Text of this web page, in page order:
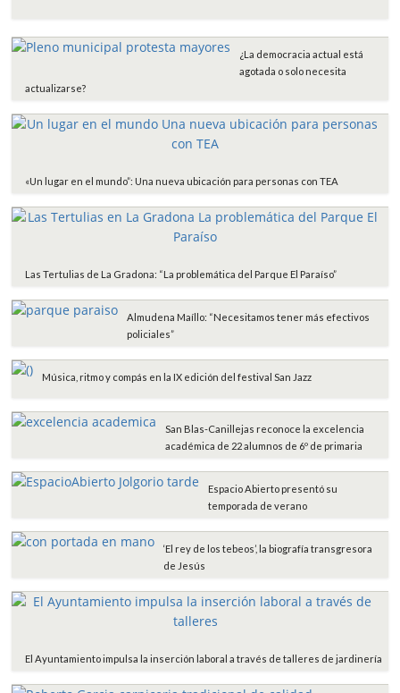
o
r
p
p
t
¿La democracia actual está
agotada o solo necesita
actualizarse?
«Un lugar en el mundo”: Una nueva ubicación para personas con TEA
Las Tertulias de La Gradona: “La problemática del Parque El Paraíso”
Almudena Maíllo: “Necesitamos tener más efectivos
policiales”
Música, ritmo y compás en la IX edición del festival San Jazz
San Blas-Canillejas reconoce la excelencia
académica de 22 alumnos de 6º de primaria
Espacio Abierto presentó su
temporada de verano
‘El rey de los tebeos’, la biografía transgresora
de Jesús
El Ayuntamiento impulsa la inserción laboral a través de talleres de jardinería